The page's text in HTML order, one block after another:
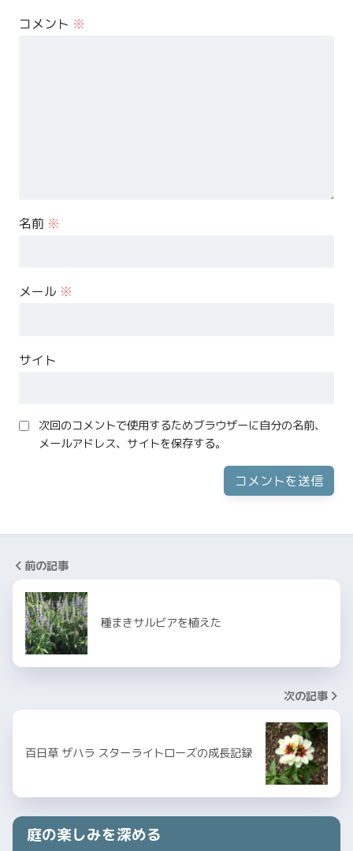
コメント ※
名前 ※
メール ※
サイト
次回のコメントで使用するためブラウザーに自分の名前、
メールアドレス、サイトを保存する。
前の記事
種まきサルビアを植えた
次の記事
百日草 ザハラ スターライトローズの成長記録
庭の楽しみを深める